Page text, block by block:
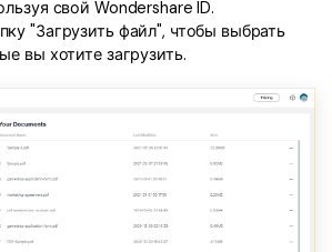
свой Wondershare ID.
"Загрузить файл", чтобы выбрать
вы хотите загрузить.